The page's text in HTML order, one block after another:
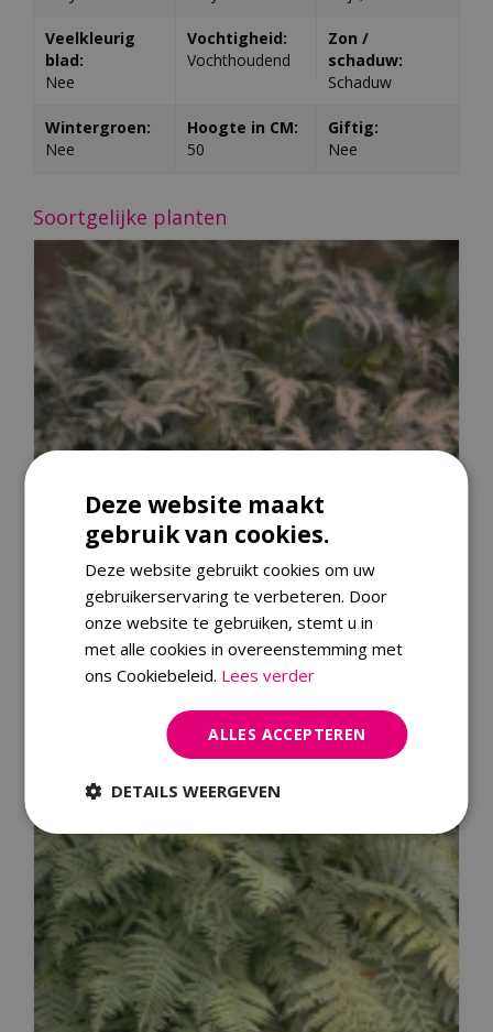
Veelkleurig
blad:
Nee
Vochtigheid:
Vochthoudend
Zon /
schaduw:
Schaduw
Wintergroen:
Nee
Hoogte in CM:
50
Giftig:
Nee
Soortgelijke planten
Japanse regenboogvaren
Athyrium niponicum 'Pictum'
Deze website maakt
gebruik van cookies.
Deze website gebruikt cookies om uw
gebruikerservaring te verbeteren. Door
onze website te gebruiken, stemt u in
met alle cookies in overeenstemming met
ons Cookiebeleid. Lees verder
ALLES ACCEPTEREN
DETAILS WEERGEVEN